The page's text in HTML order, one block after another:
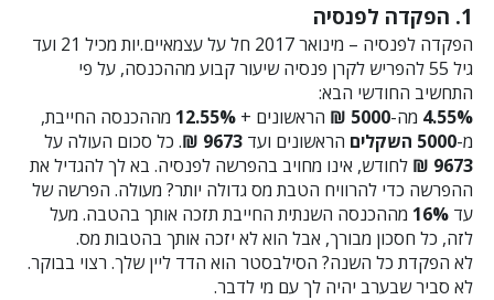
1. הפקדה לפנסיה
הפקדה לפנסיה – מינואר 2017 חל על עצמאיים.יות מכיל 21 ועד
גיל 55 להפריש לקרן פנסיה שיעור קבוע מההכנסה, על פי
התחשיב החודשי הבא:
4.55% מה-5000 ₪ הראשונים +12.55% מההכנסה החייבת,
מ-5000 השקלים הראשונים ועד9673 ₪
. כל סכום העולה על
9673 ₪
לחודש, אינו מחויב בהפרשה לפנסיה. בא לך להגדיל את
ההפרשה כדי להרוויח הטבת מס גדולה יותר? מעולה. הפרשה של
עד16% מההכנסה השנתית החייבת תזכה אותך בהטבה. מעל
לזה, כל חסכון מבורך, אבל הוא לא יזכה אותך בהטבות מס.
לא הפקדת כל השנה? הסילבסטר הוא הדד ליין שלך. רצוי בבוקר.
לא סביר שבערב יהיה לך עם מי לדבר.